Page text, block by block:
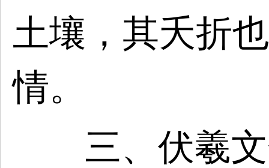
土壤，其夭折
情。
三、伏羲